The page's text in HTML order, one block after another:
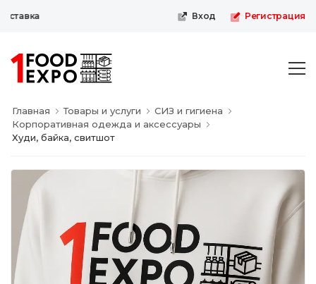
Вход Регистрация
Главная Товары и услуги
СИЗ и гигиена
Корпоративная одежда и аксессуары
Худи, байка, свитшот